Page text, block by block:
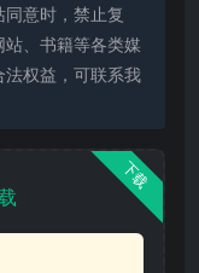
意时，禁止复
、书籍等各类媒
权益，可联系我
下载